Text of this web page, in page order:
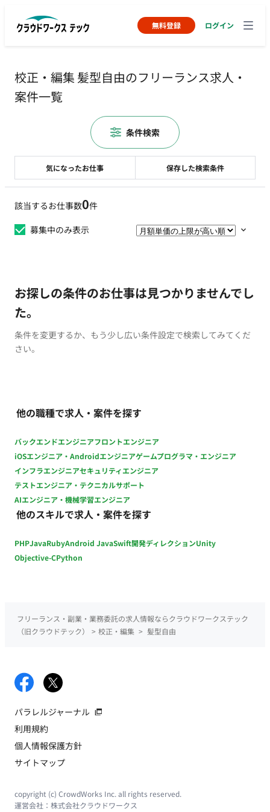
無料登録 ログイン
校正・編集 髪型自由のフリーランス求人・
案件一覧
該当するお仕事数0件
募集中のみ表示
お探しの条件のお仕事は見つかりませんでし
た。
条件を変更するか、もう少し広い条件設定で検索してみてくだ
さい。
他の職種で求人・案件を探す
バックエンドエンジニアフロントエンジニア
iOSエンジニア・Androidエンジニアゲームプログラマ・エンジニア
インフラエンジニアセキュリティエンジニア
テストエンジニア・テクニカルサポート
AIエンジニア・機械学習エンジニア
他のスキルで求人・案件を探す
PHPJavaRubyAndroid JavaSwift開発ディレクションUnity
Objective-CPython
気になったお仕事 保存した検索条件
条件検索
フリーランス・副業・業務委託の求人情報ならクラウドワークステック
（旧クラウドテック）
> 校正・編集 > 髪型自由
パラレルジャーナル
利用規約
個人情報保護方針
サイトマップ
copyright (c) CrowdWorks Inc. all rights reserved.
運営会社： 株式会社クラウドワークス